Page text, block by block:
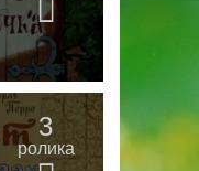
3
ролика